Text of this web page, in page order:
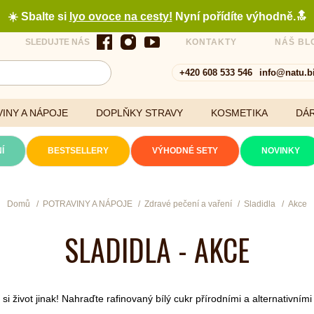
☀️ Sbalte si lyo ovoce na cesty! Nyní pořídíte výhodně.🔝
SLEDUJTE NÁS KONTAKTY NÁŠ
+420 608 533 546
A NÁPOJE
Cereálie a vločky
DOPLŇKY STRAVY KOSMETIKA
BESTSELLERY VÝHODNÉ SETY NOVINKY
Domů POTRAVINY A NÁPOJE Zdravé pečení a vaření Sladidla Akce
SLADIDLA - AKCE
život jinak! Nahraďte rafinovaný bílý cukr přírodními a alternativními